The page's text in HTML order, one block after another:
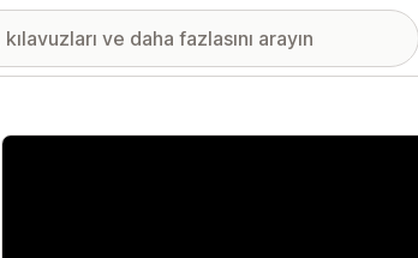
Öne çıkan görsel galerisi